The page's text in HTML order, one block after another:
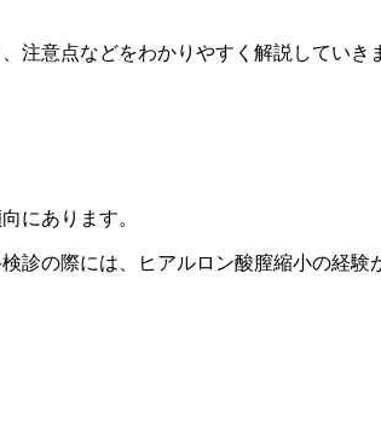
注意点などをわかりやすく解説していき
にあります。
診の際には、ヒアルロン酸膣縮小の経験